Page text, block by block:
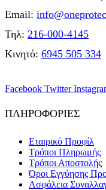
Email:
Τηλ: 216-000-4145
Κινητό: 6945 505 334
Facebook Twitter
ΠΛΗΡΟΦΟΡΙΕΣ
Εταιρικό Προφίλ
Τρόποι Πληρωμής
Τρόποι Αποστολής
Όροι Εγγύησης
Ασφάλεια